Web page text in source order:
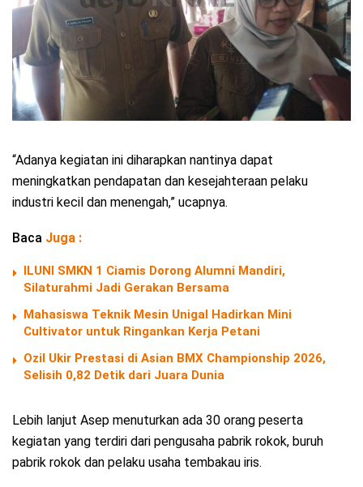
“Adanya kegiatan ini diharapkan nantinya dapat
meningkatkan pendapatan dan kesejahteraan pelaku
industri kecil dan menengah,” ucapnya.
Baca Juga :
ILUNI SMKN 1 Ciamis Dorong Alumni Mandiri,
Silaturahmi Jadi Gerakan Bersama
Mahasiswa Teknik Mesin Unigal Hadirkan Mini
Cultivator untuk Ringankan Kerja Petani
Ozil Ukir Prestasi di Asian BMX Championship 2026,
Selisih 0,82 Detik dari Juara Dunia
Lebih lanjut Asep menuturkan ada 30 orang peserta
kegiatan yang terdiri dari pengusaha pabrik rokok, buruh
pabrik rokok dan pelaku usaha tembakau iris.